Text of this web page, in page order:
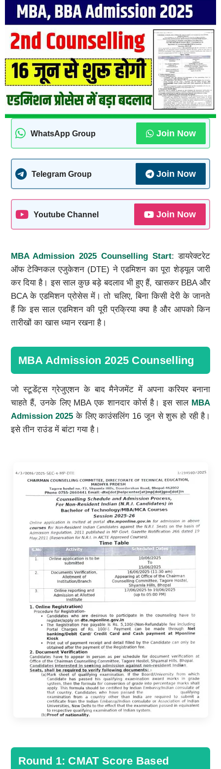
WhatsApp Group Join Now
Telegram Group Join Now
Youtube Channel Join Now
MBA Admission 2025 Counselling Start: डायरेक्टरेट
ऑफ टेक्निकल एजुकेशन (DTE) ने एडमिशन का पूरा शेड्यूल जारी
कर दिया है। इस साल कुछ बड़े बदलाव भी हुए हैं, खासकर BBA और
BCA के एडमिशन प्रोसेस में। तो चलिए, बिना किसी देरी के जानते
हैं कि इस साल एडमिशन की पूरी प्रक्रिया क्या है और आपको किन
तारीखों का खास ध्यान रखना है।
MBA Admission 2025 Counselling
जो स्टूडेंट्स ग्रेजुएशन के बाद मैनेजमेंट में अपना करियर बनाना
चाहते हैं, उनके लिए MBA एक शानदार कोर्स है। इस साल MBA
Admission 2025 के लिए काउंसलिंग 16 जून से शुरू हो रही है।
इसे तीन राउंड में बांटा गया है।
Round 1: CMAT Score Based